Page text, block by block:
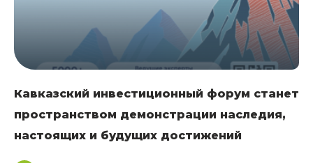
Кавказский инвестиционный форум станет
пространством демонстрации наследия,
настоящих и будущих достижений